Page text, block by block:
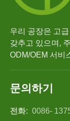
우리 공장은 고
갖추고 있으며,
ODM/OEM 서비
문의하기
전화: 0086-